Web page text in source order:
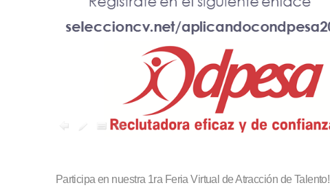
Participa en nuestra 1ra Feria Virtual de Atracción de Talento!